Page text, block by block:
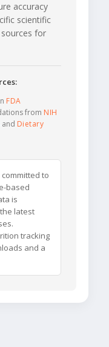
accuracy
scientific
for
FDA
from NIH
and Dietary
to
based
is
latest
tracking
and a